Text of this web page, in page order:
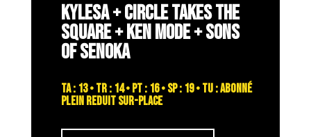
KYLESA + CIRCLE TAKES THE
SQUARE + KEN MODE + SONS
OF SENOKA
TA : 13 • TR : 14 • PT : 16 • SP : 19 • TU : abonné
plein reduit sur-place